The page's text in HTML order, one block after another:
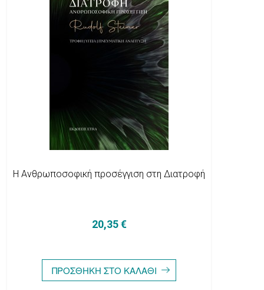
Η Ανθρωποσοφική προσέγγιση στη Διατροφή
20,35 €